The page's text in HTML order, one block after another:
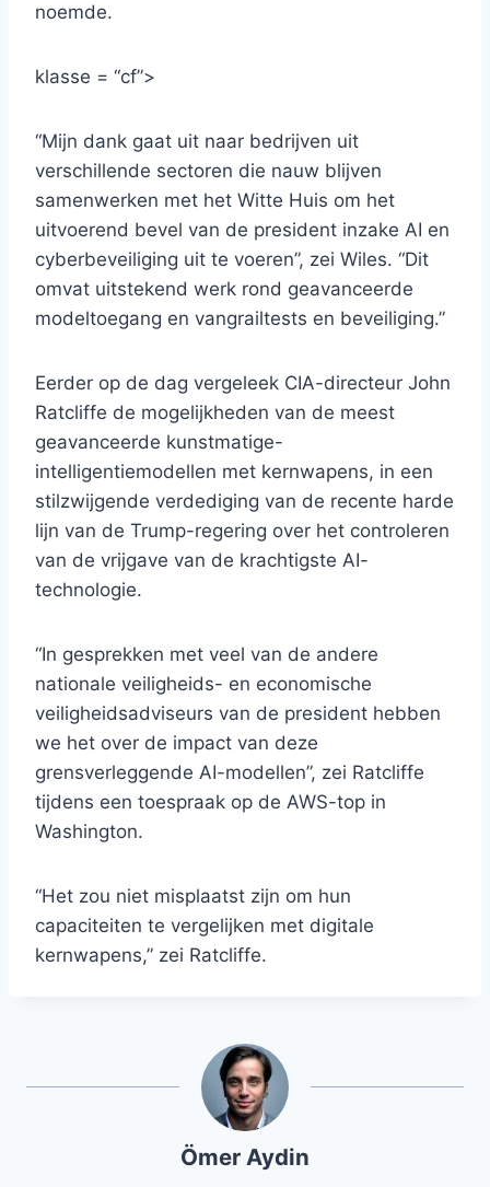
noemde.
klasse = “cf”>
“Mijn dank gaat uit naar bedrijven uit
verschillende sectoren die nauw blijven
samenwerken met het Witte Huis om het
uitvoerend bevel van de president inzake AI en
cyberbeveiliging uit te voeren”, zei Wiles. “Dit
omvat uitstekend werk rond geavanceerde
modeltoegang en vangrailtests en beveiliging.”
Eerder op de dag vergeleek CIA-directeur John
Ratcliffe de mogelijkheden van de meest
geavanceerde kunstmatige-
intelligentiemodellen met kernwapens, in een
stilzwijgende verdediging van de recente harde
lijn van de Trump-regering over het controleren
van de vrijgave van de krachtigste AI-
technologie.
“In gesprekken met veel van de andere
nationale veiligheids- en economische
veiligheidsadviseurs van de president hebben
we het over de impact van deze
grensverleggende AI-modellen”, zei Ratcliffe
tijdens een toespraak op de AWS-top in
Washington.
“Het zou niet misplaatst zijn om hun
capaciteiten te vergelijken met digitale
kernwapens,” zei Ratcliffe.
Ömer Aydin